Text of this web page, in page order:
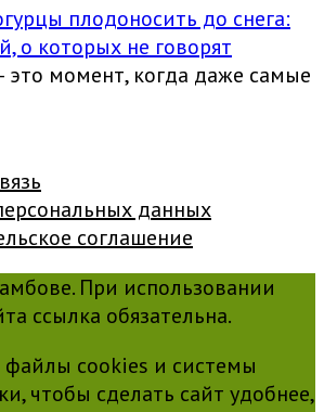
плодоносить до снега:
о которых не говорят
это момент, когда даже самые
данных
соглашение
При использовании
ссылка обязательна.
cookies и системы
чтобы сделать сайт удобнее,